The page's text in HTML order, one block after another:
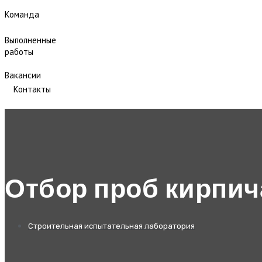
Команда
Выполненные
работы
Вакансии
Контакты
Отбор проб
Строительная испытательная лаборатория